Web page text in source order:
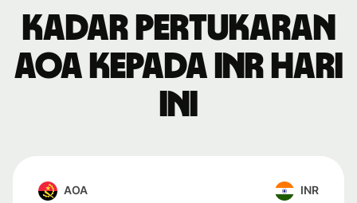
Kadar pertukaran
AOA kepada INR hari
ini
AOA INR